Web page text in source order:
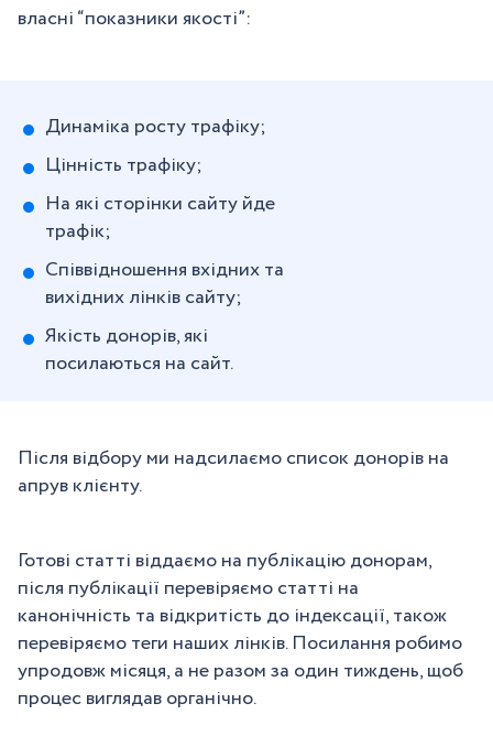
власні “показники якості”:
Динаміка росту трафіку;
Цінність трафіку;
На які сторінки сайту йде
трафік;
Співвідношення вхідних та
вихідних лінків сайту;
Якість донорів, які
посилаються на сайт.
Після відбору ми надсилаємо список донорів на
апрув клієнту.
Готові статті віддаємо на публікацію донорам,
після публікації перевіряємо статті на
канонічність та відкритість до індексації, також
перевіряємо теги наших лінків. Посилання робимо
упродовж місяця, а не разом за один тиждень, щоб
процес виглядав органічно.